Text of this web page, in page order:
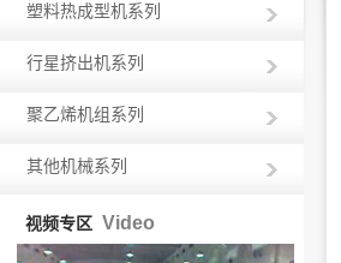
塑料热成型机系列
行星挤出机系列
聚乙烯机组系列
其他机械系列
视频专区 Video